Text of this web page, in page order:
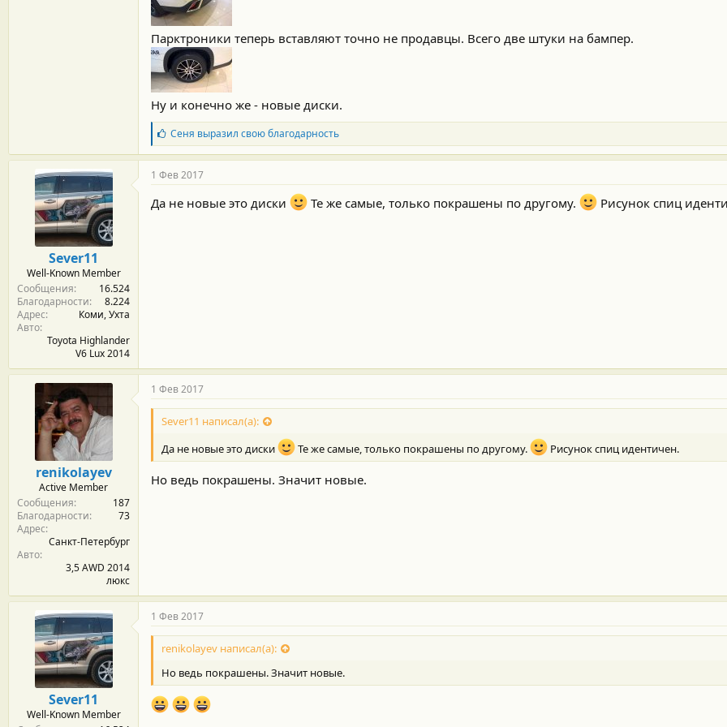
Парктроники теперь вставляют точно не продавцы. Всего две штуки на бампер.
Ну и конечно же - новые диски.
Б
л
а
г
о
а
Сеня выразил свою благодарность
Sever11
Well-Known Member
Сообщения
16.524
Благодарности
8.224
Адрес
Коми, Ухта
Авто
Toyota Highlander
V6 Lux 2014
1 Фев 2017
Да не новые это диски Те же самые, только покрашены по другому. Рисунок спиц
renikolayev
Active Member
Сообщения
187
Благодарности
73
Адрес
Санкт-Петербург
Авто
3,5 AWD 2014
люкс
1 Фев 2017
Sever11 написал(а):
Да не новые это диски
Те же самые, только покрашены по другому. Рисунок спиц идентичен.
Но ведь покрашены. Значит новые.
Sever11
Well-Known Member
1 Фев 2017
renikolayev написал(а):
Но ведь покрашены. Значит новые.